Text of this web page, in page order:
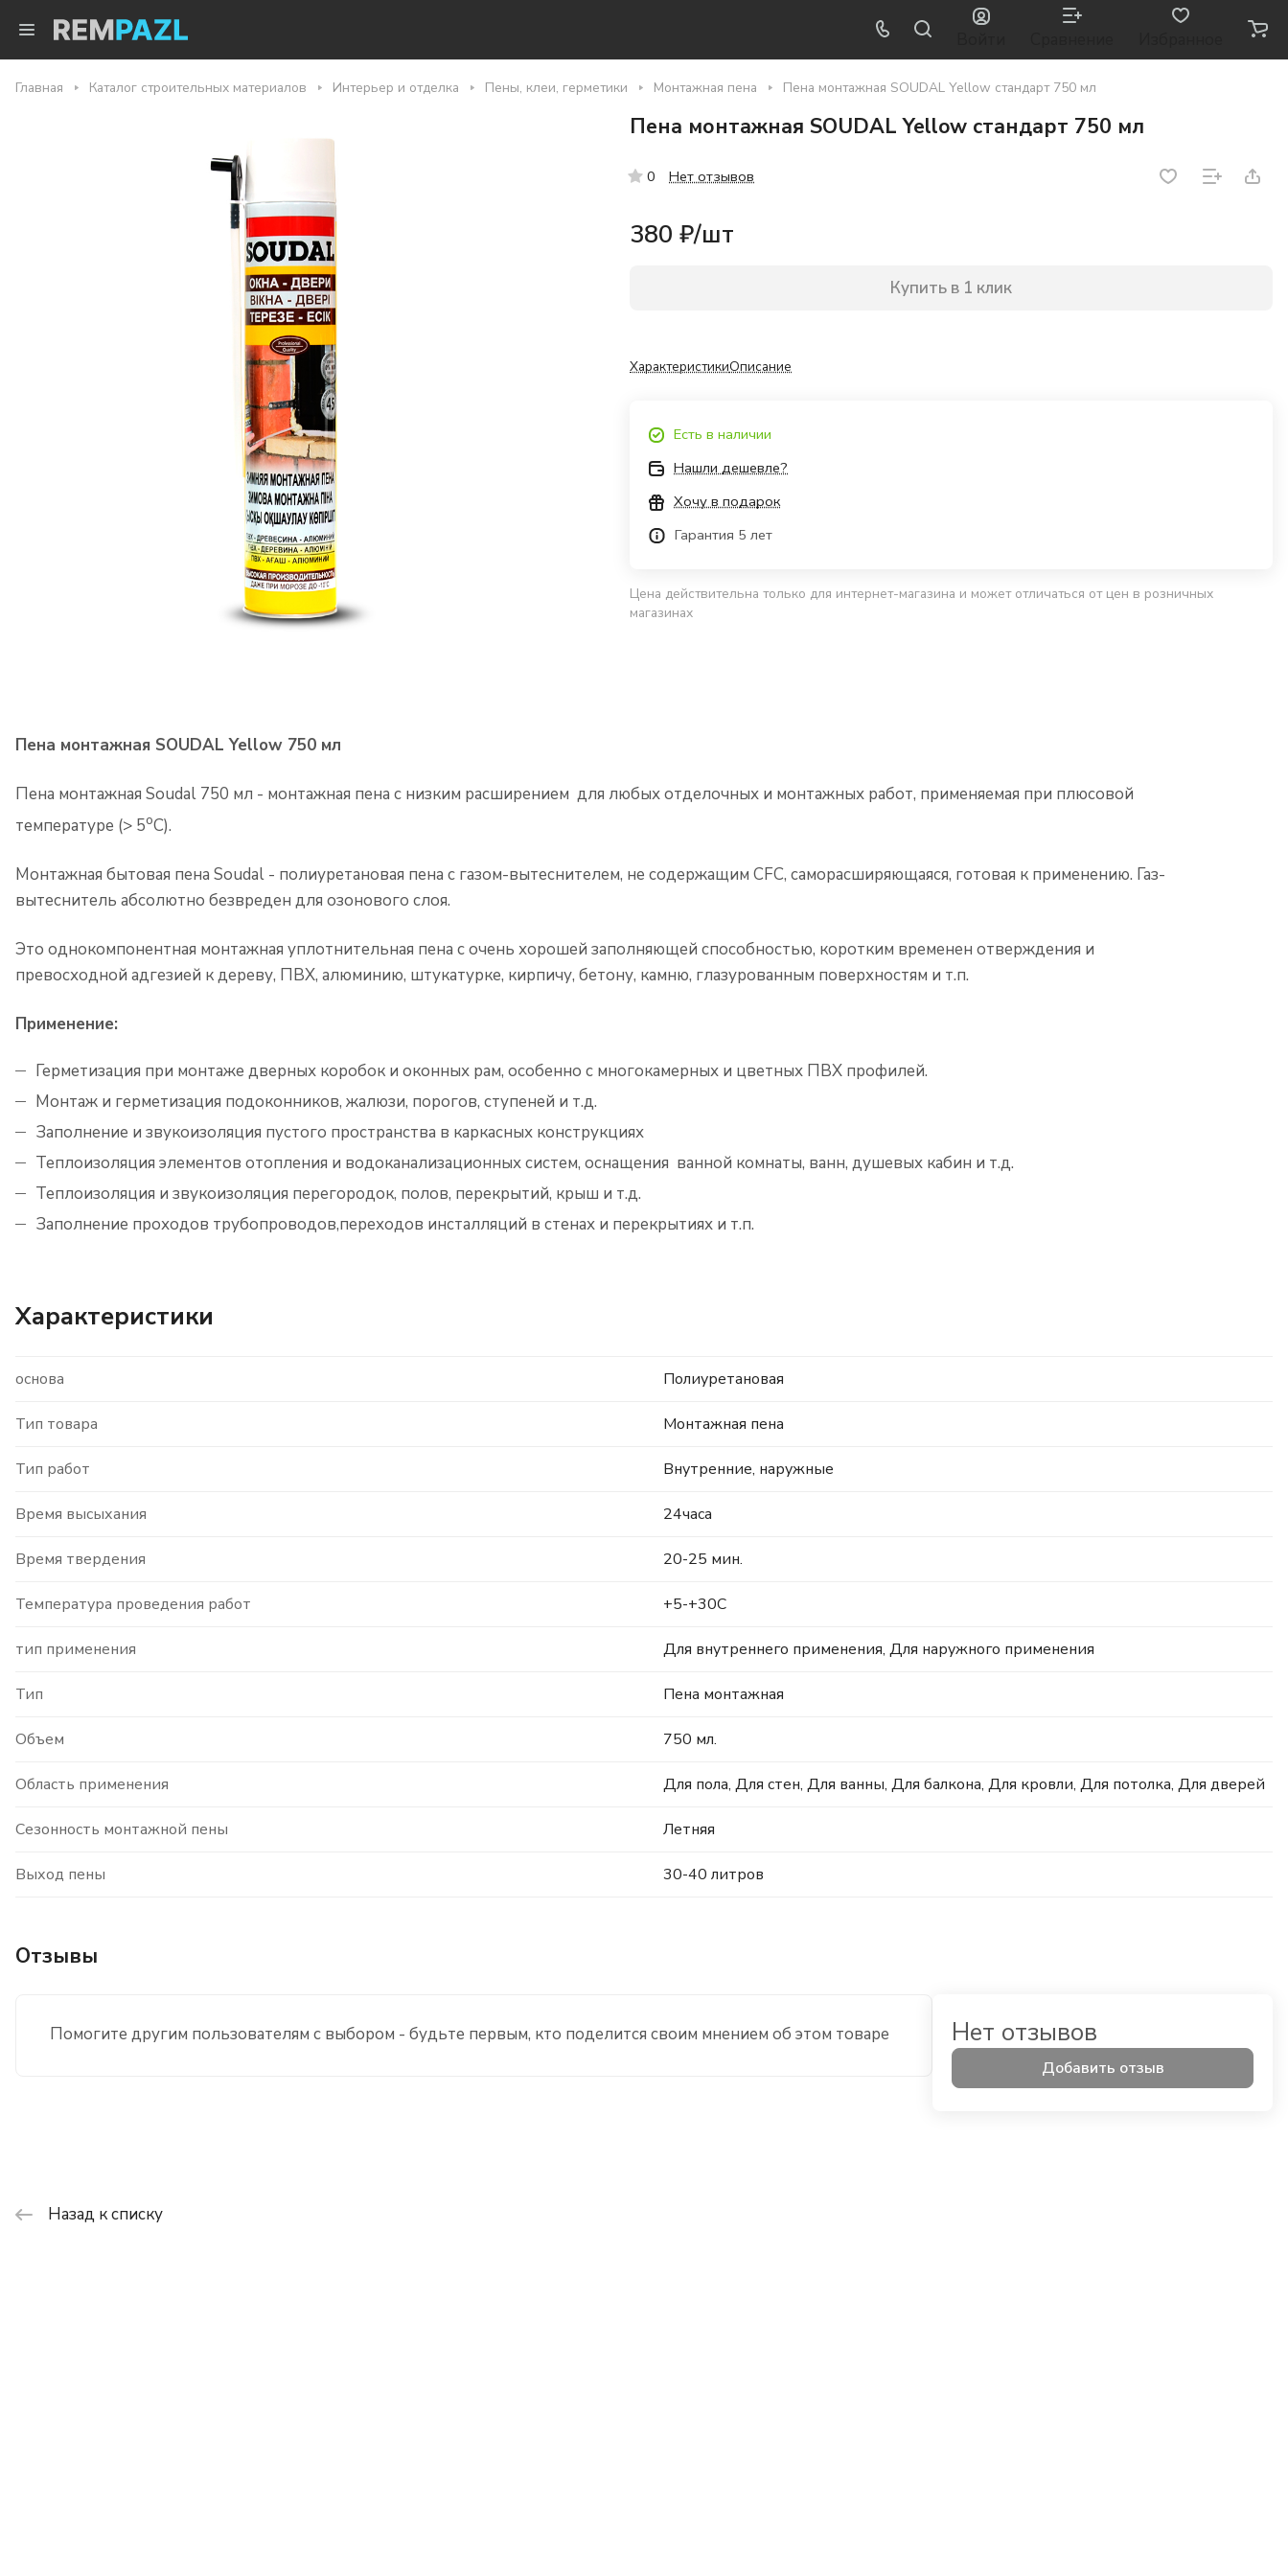
Главная Каталог строительных материалов Интерьер и отделка Пены, клеи, герметики Монтажная пена Пена монтажная SOUDAL Yellow стандарт 750 мл
Пена монтажная SOUDAL Yellow стандарт 750 мл
0 Нет отзывов
380 ₽/шт
Купить в 1 клик
ХарактеристикиОписание
Есть в наличии
Нашли дешевле?
Хочу в подарок
Гарантия 5 лет
Цена действительна только для интернет-магазина и может отличаться от цен в розничных
магазинах
Пена монтажная SOUDAL Yellow 750 мл
Пена монтажная Soudal 750 мл - монтажная пена с низким расширением для любых отделочных и монтажных работ, применяемая при плюсовой
температуре (> 5oC).
Монтажная бытовая пена Soudal - полиуретановая пена с газом-вытеснителем, не содержащим CFC, саморасширяющаяся, готовая к применению. Газ-
вытеснитель абсолютно безвреден для озонового слоя.
Это однокомпонентная монтажная уплотнительная пена с очень хорошей заполняющей способностью, коротким временен отверждения и
превосходной адгезией к дереву, ПВХ, алюминию, штукатурке, кирпичу, бетону, камню, глазурованным поверхностям и т.п.
Применение:
Герметизация при монтаже дверных коробок и оконных рам, особенно с многокамерных и цветных ПВХ профилей.
Монтаж и герметизация подоконников, жалюзи, порогов, ступеней и т.д.
Заполнение и звукоизоляция пустого пространства в каркасных конструкциях
Теплоизоляция элементов отопления и водоканализационных систем, оснащения ванной комнаты, ванн, душевых кабин и т.д.
Теплоизоляция и звукоизоляция перегородок, полов, перекрытий, крыш и т.д.
Заполнение проходов трубопроводов,переходов инсталляций в стенах и перекрытиях и т.п.
Характеристики
основа Полиуретановая
Тип товара Монтажная пена
Тип работ Внутренние, наружные
Время высыхания 24часа
Время твердения 20-25 мин.
Температура проведения работ +5-+30С
тип применения Для внутреннего применения, Для наружного применения
Тип Пена монтажная
Объем 750 мл.
Область применения Для пола, Для стен, Для ванны, Для балкона, Для кровли, Для потолка, Для дверей
Сезонность монтажной пены Летняя
Выход пены 30-40 литров
Отзывы
Помогите другим пользователям с выбором - будьте первым, кто поделится своим мнением об этом товаре Нет отзывов
Добавить отзыв
Назад к списку